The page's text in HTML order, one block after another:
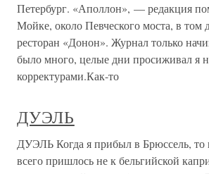
Петербург. «Аполлон», — редакция
Мойке, около Певческого моста, в том
ресторан «Донон». Журнал только
было много, целые дни просиживал я
корректурами.Как-то
ДУЭЛЬ
ДУЭЛЬ Когда я прибыл в Брюссель, то
всего пришлось не к бельгийской